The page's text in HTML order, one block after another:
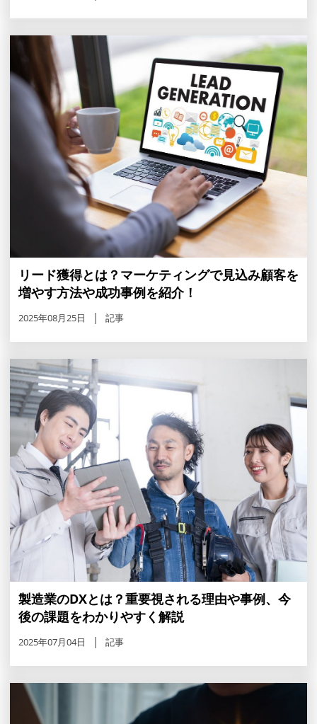
リード獲得とは？マーケティングで見込み顧客を
増やす方法や成功事例を紹介！
2025年08月25日 記事
製造業のDXとは？重要視される理由や事例、今
後の課題をわかりやすく解説
2025年07月04日 記事